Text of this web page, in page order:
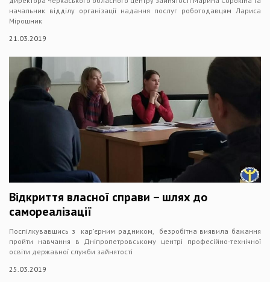
начальник відділу організації надання послуг роботодавцям Лариса
Мірошник
21.03.2019
Відкриття власної справи – шлях до
самореалізації
Поспілкувавшись з кар’єрним радником, безробітна виявила бажання
пройти навчання в Дніпропетровському центрі професійно-технічної
освіти державної служби зайнятості
25.03.2019